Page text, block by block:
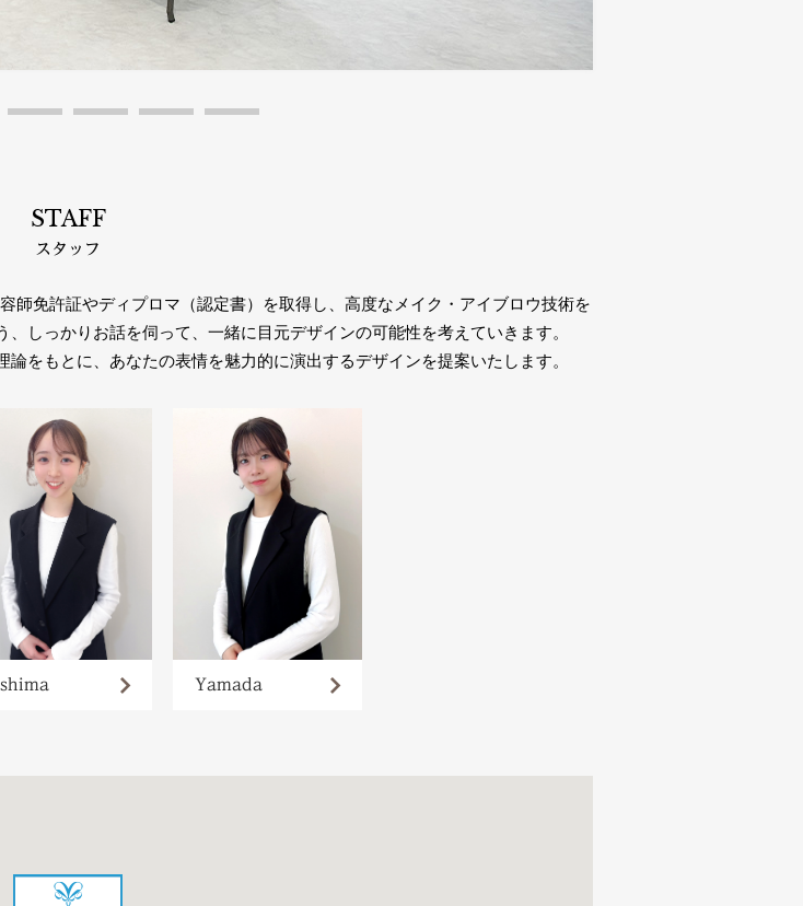
STAFF
スタッフ
師免許証やディプロマ（認定書）を取得し、高度なメイク・アイブロウ技術を
しっかりお話を伺って、一緒に目元デザインの可能性を考えていきます。
をもとに、あなたの表情を魅力的に演出するデザインを提案いたします。
Yamada